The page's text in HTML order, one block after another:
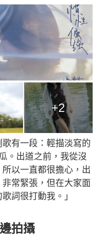
+2
有一段：輕描淡寫的
。出道之前，我從沒
以一直都很擔心，出
常緊張，但在大家面
詞很打動我。」
拍攝